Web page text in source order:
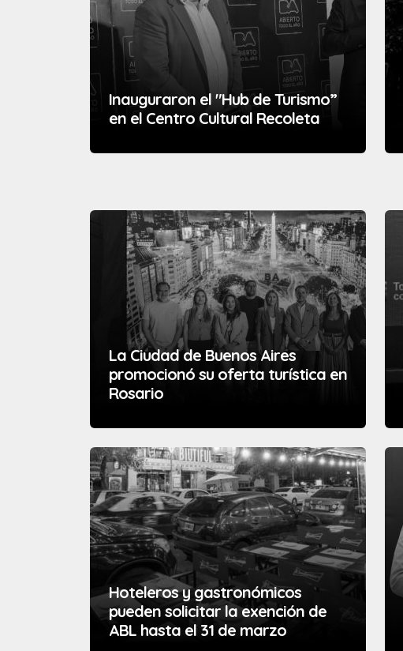
Inauguraron el "Hub de Turismo”
en el Centro Cultural Recoleta